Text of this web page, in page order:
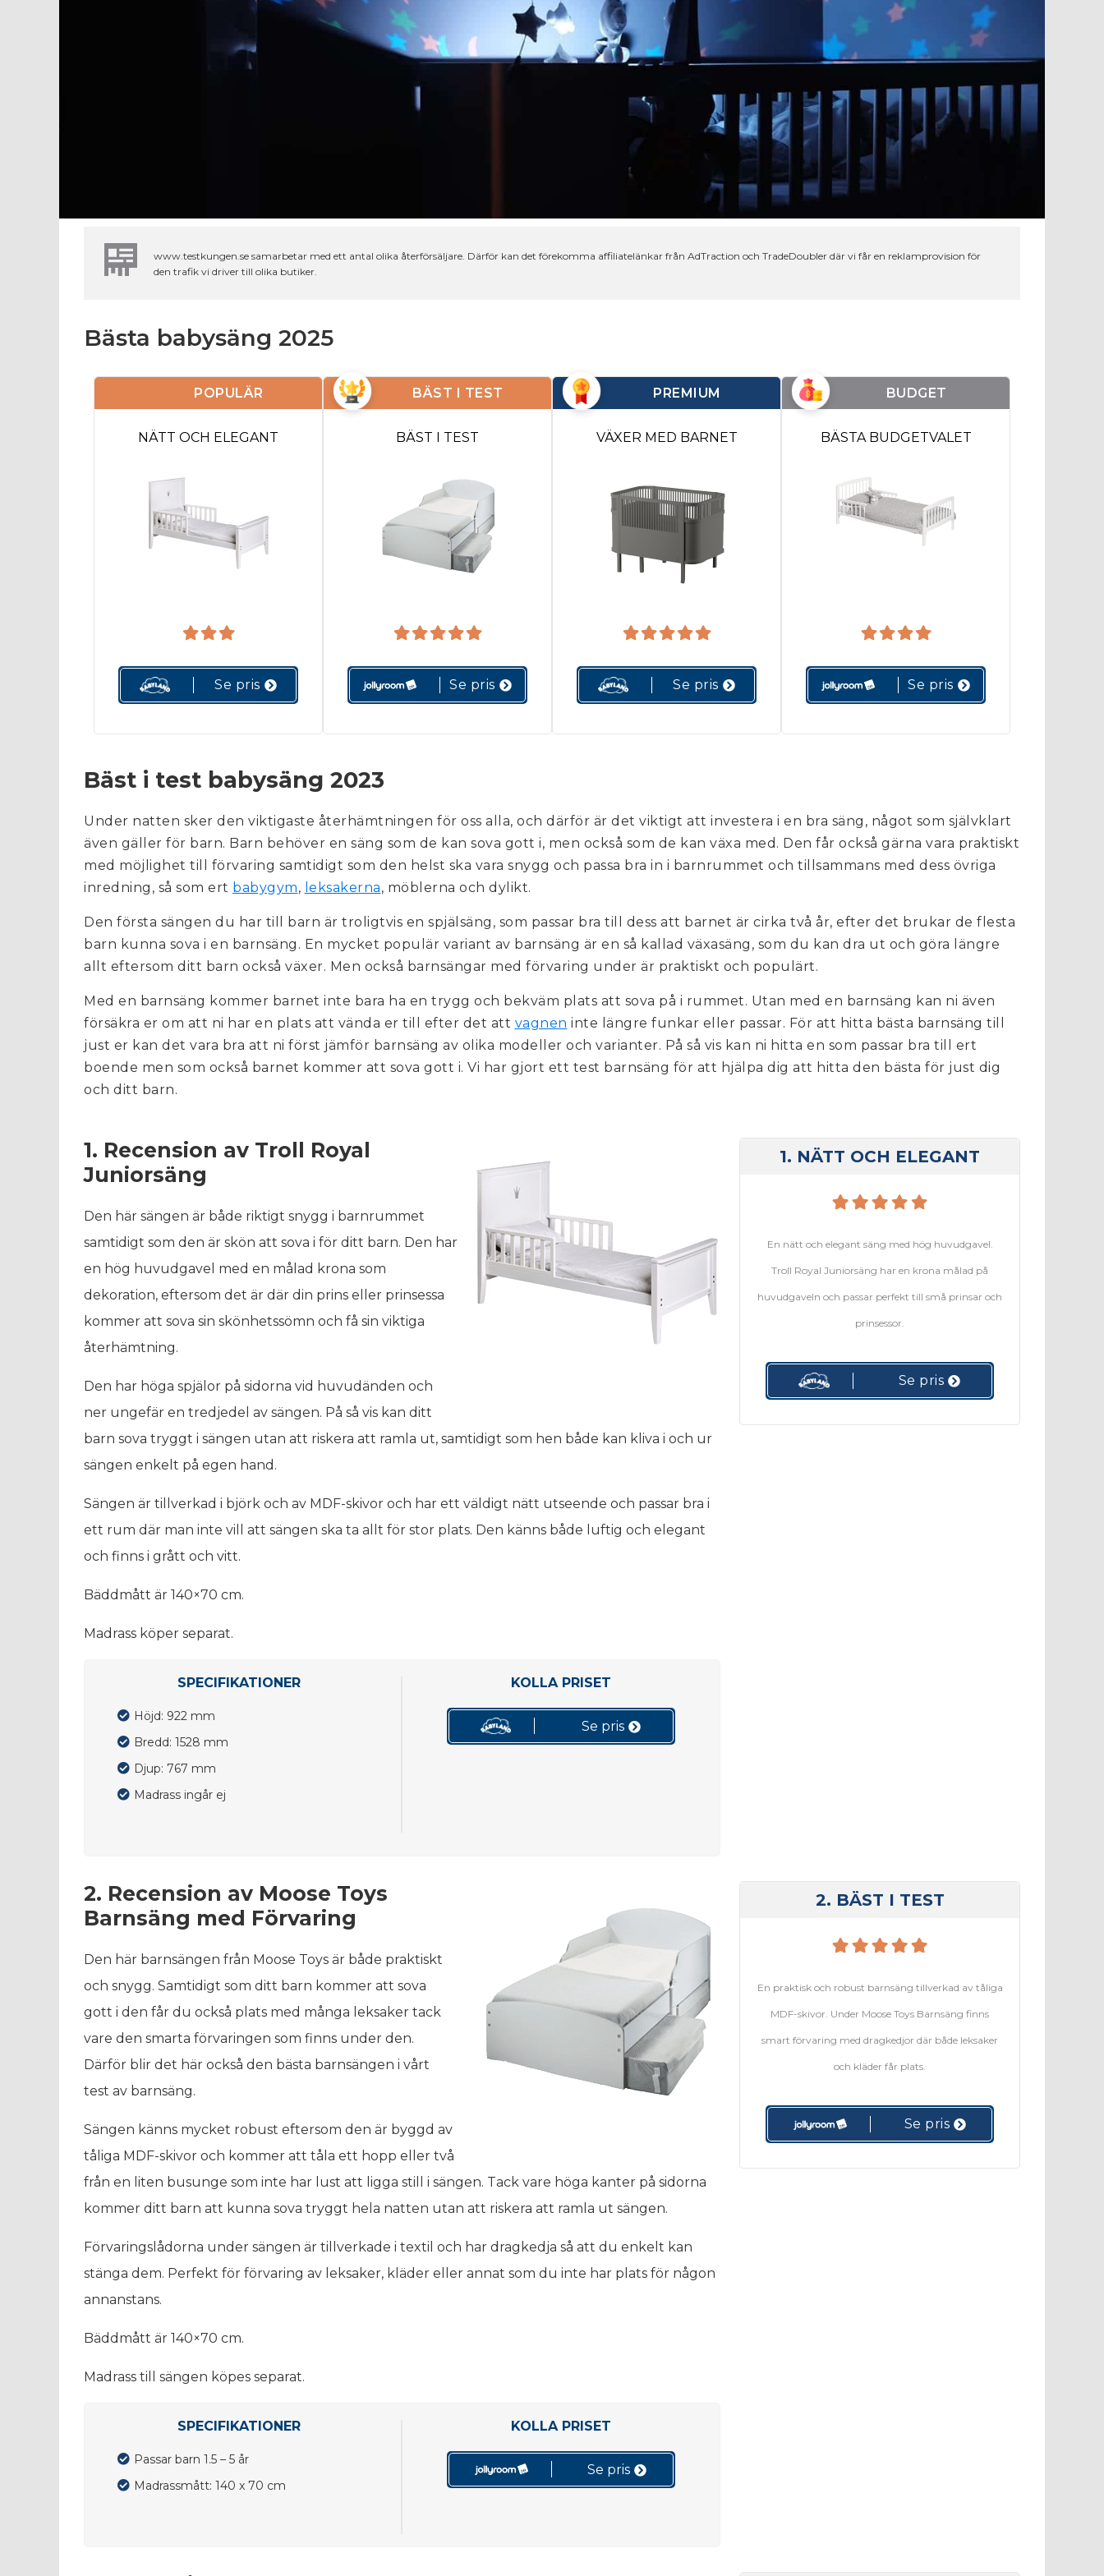
www.testkungen.se samarbetar med ett antal olika återförsäljare. Därför kan det förekomma affiliatelänkar från AdTraction och TradeDoubler där vi får en reklamprovision för
den trafik vi driver till olika butiker.
Bästa babysäng 2025
POPULÄR
NÄTT OCH ELEGANT
Se pris
BÄST I TEST
BÄST I TEST
Se pris
PREMIUM
VÄXER MED BARNET
Se pris
BUDGET
BÄSTA BUDGETVALET
Se pris
Bäst i test babysäng 2023
Under natten sker den viktigaste återhämtningen för oss alla, och därför är det viktigt att investera i en bra säng, något som självklart
även gäller för barn. Barn behöver en säng som de kan sova gott i, men också som de kan växa med. Den får också gärna vara praktiskt
med möjlighet till förvaring samtidigt som den helst ska vara snygg och passa bra in i barnrummet och tillsammans med dess övriga
inredning, så som ert babygym, leksakerna, möblerna och dylikt.
Den första sängen du har till barn är troligtvis en spjälsäng, som passar bra till dess att barnet är cirka två år, efter det brukar de flesta
barn kunna sova i en barnsäng. En mycket populär variant av barnsäng är en så kallad växasäng, som du kan dra ut och göra längre
allt eftersom ditt barn också växer. Men också barnsängar med förvaring under är praktiskt och populärt.
Med en barnsäng kommer barnet inte bara ha en trygg och bekväm plats att sova på i rummet. Utan med en barnsäng kan ni även
försäkra er om att ni har en plats att vända er till efter det att vagnen inte längre funkar eller passar. För att hitta bästa barnsäng till
just er kan det vara bra att ni först jämför barnsäng av olika modeller och varianter. På så vis kan ni hitta en som passar bra till ert
boende men som också barnet kommer att sova gott i. Vi har gjort ett test barnsäng för att hjälpa dig att hitta den bästa för just dig
och ditt barn.
1. Recension av Troll Royal
Juniorsäng
Den här sängen är både riktigt snygg i barnrummet
samtidigt som den är skön att sova i för ditt barn. Den har
en hög huvudgavel med en målad krona som
dekoration, eftersom det är där din prins eller prinsessa
kommer att sova sin skönhetssömn och få sin viktiga
återhämtning.
Den har höga spjälor på sidorna vid huvudänden och
ner ungefär en tredjedel av sängen. På så vis kan ditt
barn sova tryggt i sängen utan att riskera att ramla ut, samtidigt som hen både kan kliva i och ur
sängen enkelt på egen hand.
Sängen är tillverkad i björk och av MDF-skivor och har ett väldigt nätt utseende och passar bra i
ett rum där man inte vill att sängen ska ta allt för stor plats. Den känns både luftig och elegant
och finns i grått och vitt.
Bäddmått är 140×70 cm.
Madrass köper separat.
SPECIFIKATIONER
Höjd: 922 mm
Bredd: 1528 mm
Djup: 767 mm
Madrass ingår ej
KOLLA PRISET
Se pris
1. NÄTT OCH ELEGANT
En nätt och elegant säng med hög huvudgavel.
Troll Royal Juniorsäng har en krona målad på
huvudgaveln och passar perfekt till små prinsar och
prinsessor.
Se pris
2. Recension av Moose Toys
Barnsäng med Förvaring
Den här barnsängen från Moose Toys är både praktiskt
och snygg. Samtidigt som ditt barn kommer att sova
gott i den får du också plats med många leksaker tack
vare den smarta förvaringen som finns under den.
Därför blir det här också den bästa barnsängen i vårt
test av barnsäng.
Sängen känns mycket robust eftersom den är byggd av
tåliga MDF-skivor och kommer att tåla ett hopp eller två
från en liten busunge som inte har lust att ligga still i sängen. Tack vare höga kanter på sidorna
kommer ditt barn att kunna sova tryggt hela natten utan att riskera att ramla ut sängen.
Förvaringslådorna under sängen är tillverkade i textil och har dragkedja så att du enkelt kan
stänga dem. Perfekt för förvaring av leksaker, kläder eller annat som du inte har plats för någon
annanstans.
Bäddmått är 140×70 cm.
Madrass till sängen köpes separat.
SPECIFIKATIONER
Passar barn 1.5 – 5 år
Madrassmått: 140 x 70 cm
KOLLA PRISET
Se pris
2. BÄST I TEST
En praktisk och robust barnsäng tillverkad av tåliga
MDF-skivor. Under Moose Toys Barnsäng finns
smart förvaring med dragkedjor där både leksaker
och kläder får plats.
Se pris